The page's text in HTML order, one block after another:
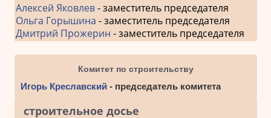
Алексей Яковлев- заместитель председателя
Ольга Горышина - заместитель председателя
Дмитрий Прожерин - заместитель председателя
Комитет по строительству
Игорь Креславский - председатель комитета
строительное досье